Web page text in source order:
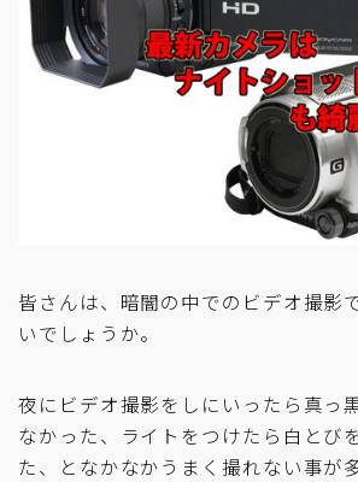
皆さんは、暗闇の中でのビデオ撮影
いでしょうか。
夜にビデオ撮影をしにいったら真っ
なかった、ライトをつけたら白とび
た、となかなかうまく撮れない事が